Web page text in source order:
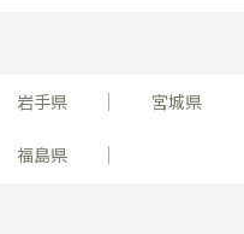
岩手県 宮城県
福島県